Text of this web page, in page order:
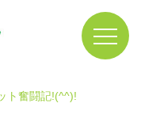
ト奮闘記!(^^)!